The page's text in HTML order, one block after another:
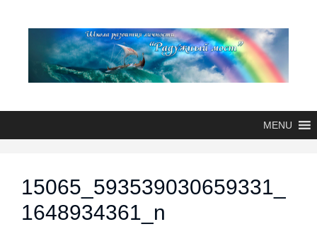
MENU
15065_593539030659331_
1648934361_n